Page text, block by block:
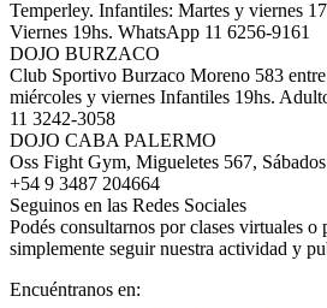
Temperley. Infantiles: Martes y viernes
Viernes 19hs. WhatsApp 11 6256-9161
DOJO BURZACO
Club Sportivo Burzaco Moreno 583
miércoles y viernes Infantiles 19hs.
11 3242-3058
DOJO CABA PALERMO
Oss Fight Gym, Migueletes 567,
+54 9 3487 204664
Seguinos en las Redes Sociales
Podés consultarnos por clases virtuales o
simplemente seguir nuestra actividad y
Encuéntranos en: